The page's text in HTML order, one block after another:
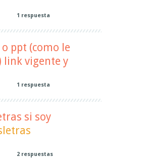
1 respuesta
ppt (como le
link vigente y
1 respuesta
si soy
2 respuestas